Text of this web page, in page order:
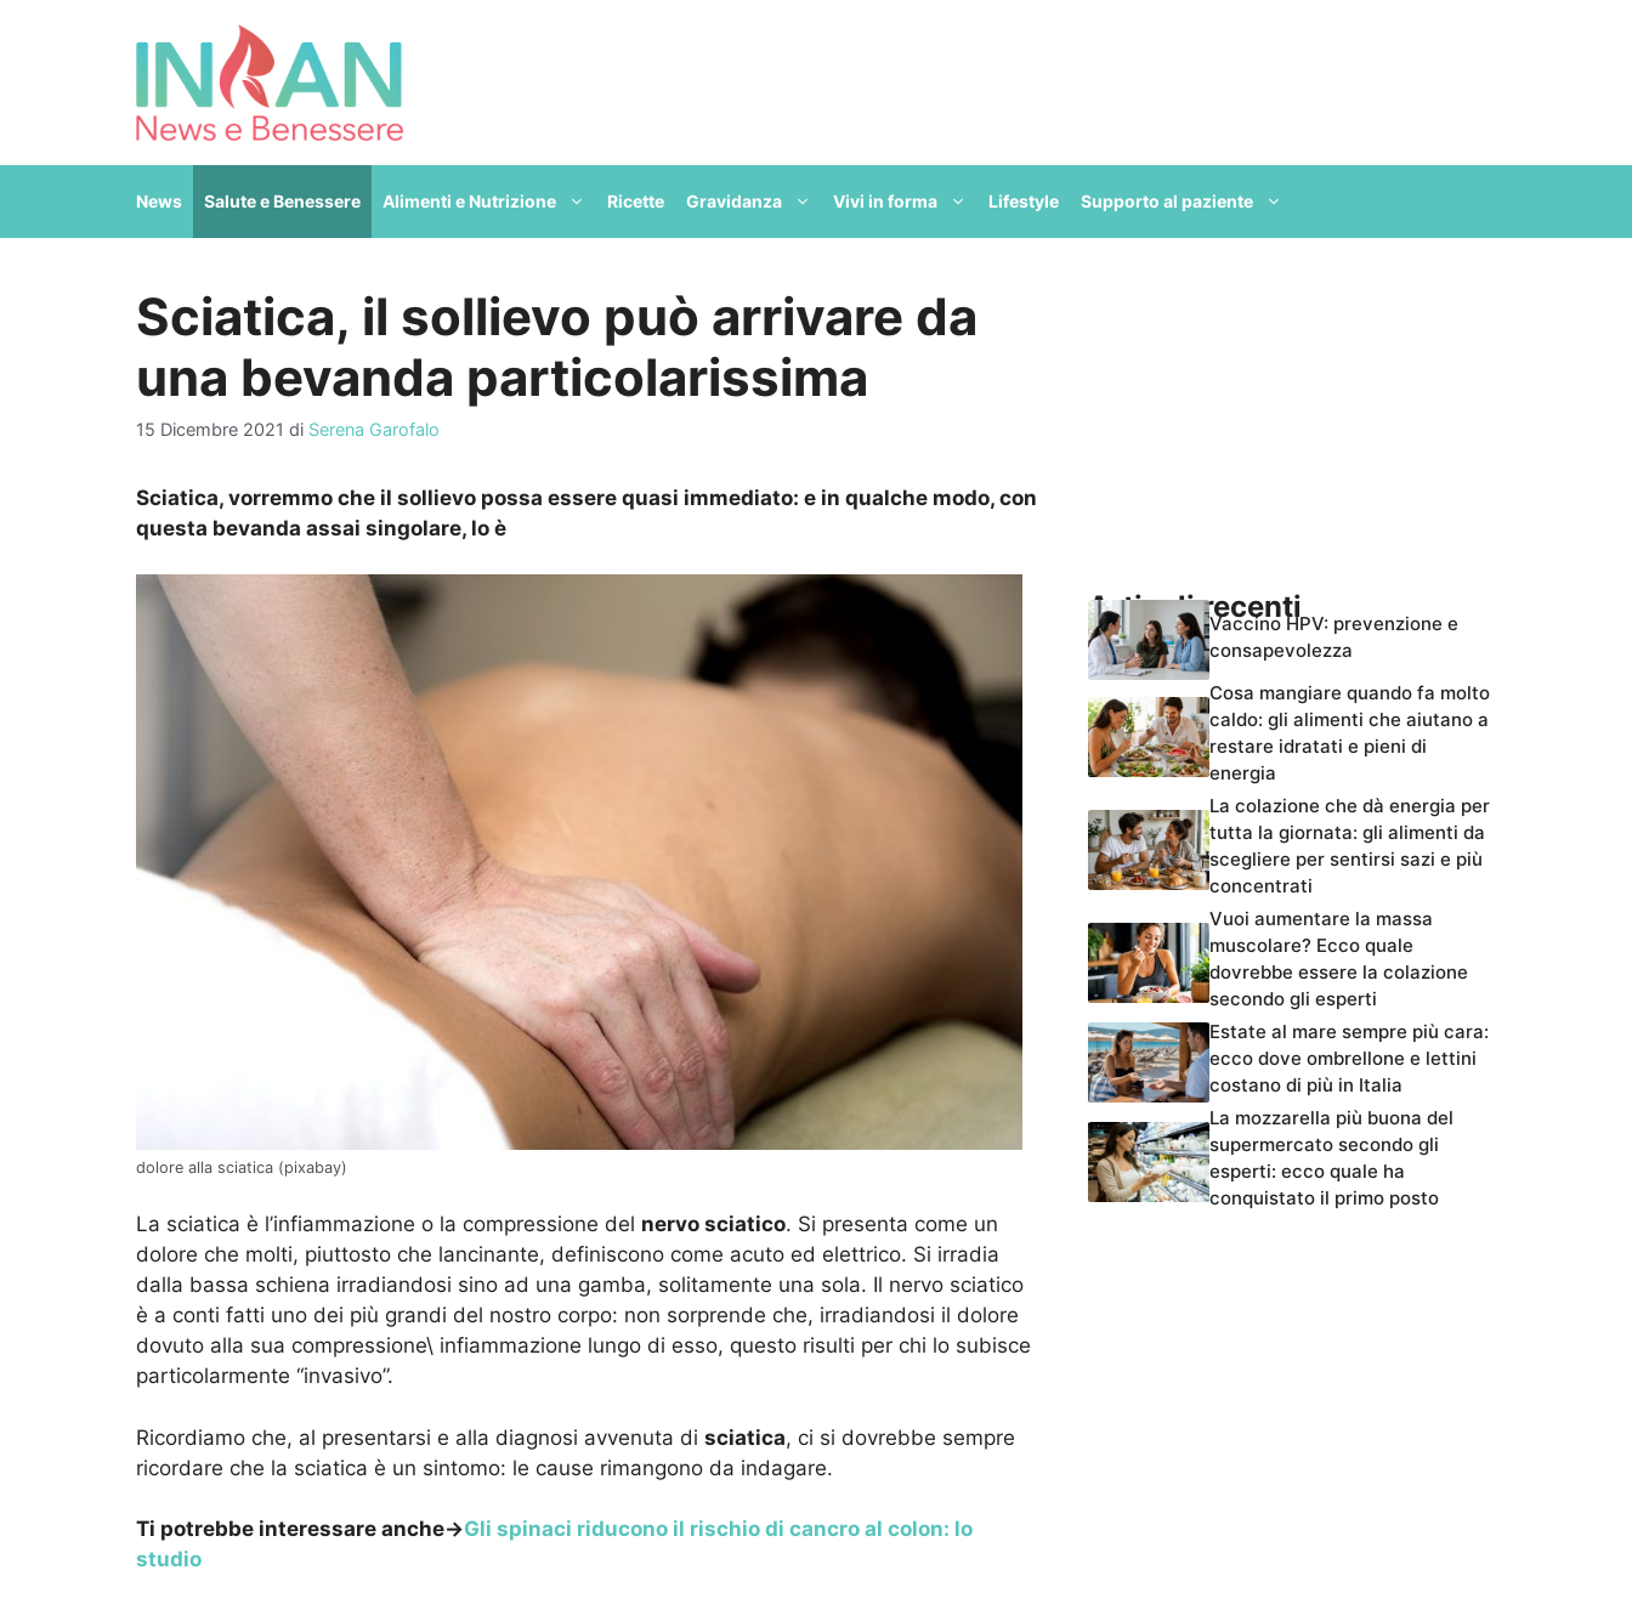
News Salute e Benessere Alimenti e Nutrizione Ricette Gravidanza Vivi in forma Lifestyle Supporto al paziente
Sciatica, il sollievo può arrivare da
una bevanda particolarissima
15 Dicembre 2021 di Serena Garofalo
Sciatica, vorremmo che il sollievo possa essere quasi immediato: e in qualche modo, con
questa bevanda assai singolare, lo è
dolore alla sciatica (pixabay)
La sciatica è l’infiammazione o la compressione del nervo sciatico. Si presenta come un
dolore che molti, piuttosto che lancinante, definiscono come acuto ed elettrico. Si irradia
dalla bassa schiena irradiandosi sino ad una gamba, solitamente una sola. Il nervo sciatico
è a conti fatti uno dei più grandi del nostro corpo: non sorprende che, irradiandosi il dolore
dovuto alla sua compressione\ infiammazione lungo di esso, questo risulti per chi lo subisce
particolarmente “invasivo”.
Ricordiamo che, al presentarsi e alla diagnosi avvenuta di sciatica, ci si dovrebbe sempre
ricordare che la sciatica è un sintomo: le cause rimangono da indagare.
Ti potrebbe interessare anche->Gli spinaci riducono il rischio di cancro al colon: lo
studio
Articoli recentiVaccino HPV: prevenzione e
consapevolezza
Cosa mangiare quando fa molto
caldo: gli alimenti che aiutano a
restare idratati e pieni di
energia
La colazione che dà energia per
tutta la giornata: gli alimenti da
scegliere per sentirsi sazi e più
concentrati
Vuoi aumentare la massa
muscolare? Ecco quale
dovrebbe essere la colazione
secondo gli esperti
Estate al mare sempre più cara:
ecco dove ombrellone e lettini
costano di più in Italia
La mozzarella più buona del
supermercato secondo gli
esperti: ecco quale ha
conquistato il primo posto